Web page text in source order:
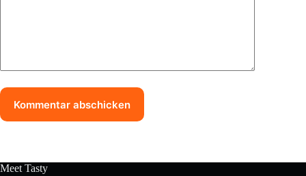
Kommentar abschicken
Meet Tasty